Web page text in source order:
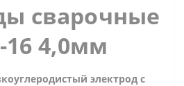
сварочные
16 4,0мм
электрод с